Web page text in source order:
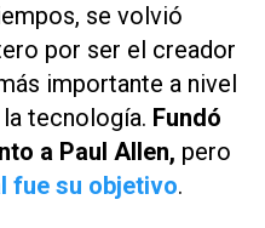
se volvió
por ser el creador
importante a nivel
tecnología. Fundó
a Paul Allen, pero
fue su objetivo.